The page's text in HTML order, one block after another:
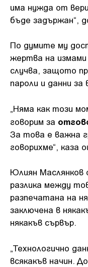
има нужда от
бъде задържан“,
По думите му
жертва на измами
случва, защото
пароли и данни за
„Няма как този
говорим за
За това е важна
говорихме“, каза
Юлиян Маслянков
разлика между
разпечатана на
заключена в
някакъв сървър.
„Технологично
всякакъв начин.